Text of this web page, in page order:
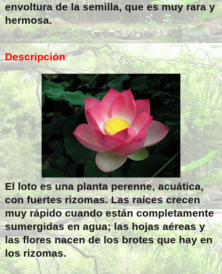
envoltura de la semilla, que es muy rara y
hermosa.
Descripción
El loto es una planta perenne, acuática,
con fuertes rizomas. Las raíces crecen
muy rápido cuando están completamente
sumergidas en agua; las hojas aéreas y
las flores nacen de los brotes que hay en
los rizomas.